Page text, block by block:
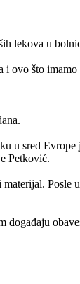
lekova u
i ovo što imamo
u sred
Petković.
Posle
događaju